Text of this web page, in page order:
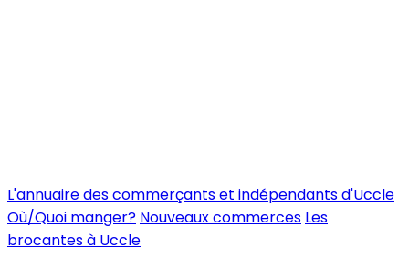
L'annuaire des commerçants et indépendants d'Uccle
Où/Quoi manger? Nouveaux commerces Les
brocantes à Uccle